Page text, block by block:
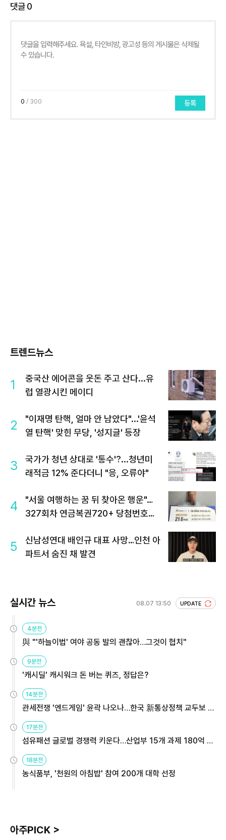
댓글0
0 / 300 등록
트렌드뉴스
1
중국산 에어콘을 웃돈 주고 산다...유
럽 열광시킨 메이디
2
"이재명 탄핵, 얼마 안 남았다"...'윤석
열 탄핵' 맞힌 무당, '성지글' 등장
3
국가가 청년 상대로 '통수'?...청년미
래적금 12% 준다더니 "응, 오류야"
4
"서울 여행하는 꿈 뒤 찾아온 행운"…
327회차 연금복권720+ 당첨번호조
5
신남성연대 배인규 대표 사망…인천 아
파트서 숨진 채 발견
실시간 뉴스 08.07 13:50 UPDATE
4분전
與 "'하늘이법' 여야 공동 발의 괜찮아…그것이 협치"
9분전
'캐시딜' 캐시워크 돈 버는 퀴즈, 정답은?
14분전
관세전쟁 '엔드게임' 윤곽 나오나…한국 新통상정책 교두보 활
용해야
17분전
섬유패션 글로벌 경쟁력 키운다…산업부 15개 과제 180억 지
원
18분전
농식품부, '천원의 아침밥' 참여 200개 대학 선정
아주PICK >